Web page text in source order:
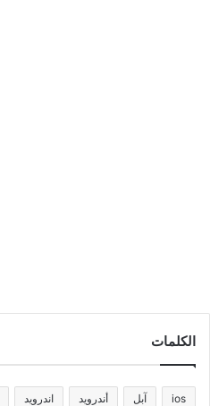
الكلمات
ios آبل أندرويد اندرويد